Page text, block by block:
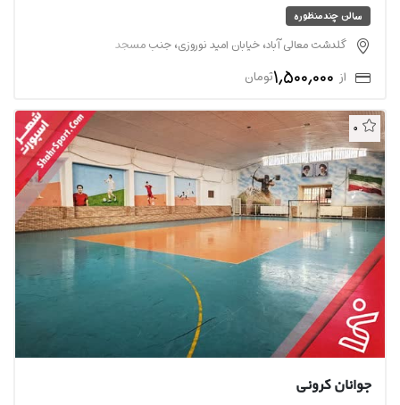
سالن چندمنظوره
گلدشت معالی آباد، خیابان امید نوروزی، جنب مسجد
از 1,500,000تومان
0
جوانان کرونی